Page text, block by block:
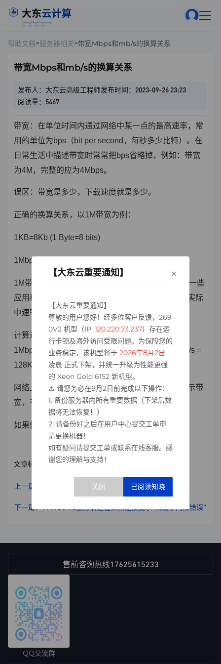
帮助文档>服务器相关>带宽Mbps和mb/s的换算关系
带宽Mbps和mb/s的换算关系
发布人：大东云高级工程师发布时间：2023-09-26 23:23
阅读量：5467
带宽：在单位时间内通过网络中某一点的最高速率，常
用的单位为bps（bit per second，每秒多少比特）。在
日常生活中描述带宽时常常把bps省略掉，例如：带宽
为4M，完整的应为4Mbps。
误区：带宽是多少，下载速度就是多少。
正确的换算关系，以1M带宽为例：
1KB=8Kb (1 Byte=8 bits)
1Mbps=128KB/s
1M带宽的下载速率，理论上为128KB/s，而系统中一些
应用程序（包括远程连接）会占用少量带宽，因此实际
中速率为100—110KB/s是比较常见的。
计算过程如下：
1Mbps = 1024 x 1024 b/s = 1024Kb/s = 1024/8 KB/s =
128KB/s
网络上有很多的测速工具，单位不尽相同，有的显示带
宽，有的显示速率，很容易误解。
如果仍有疑问，也可随时联系工程师咨询。
文章标签： 带宽Mbps和mb/s的换算关系
上一篇：远程连接出现身份验证错误解决方案
下一篇：Windows服务器远程桌面连接提示“出现了内部错误”
售前咨询热线17625615233
QQ交流群
【大东云重要通知】
【大东云重要通知】
尊敬的用户您好！经多位客户反馈，269
0V2 机型（IP: 120.220.73.237）存在运
行卡顿及海外访问受限问题。为保障您的
业务稳定，该机型将于 2026年8月2日
凌晨 正式下架，并统一升级为性能更强
的 Xeon Gold 6152 新机型。
⚠️ 请您务必在8月2日前完成以下操作：
1. 备份服务器内所有重要数据（下架后数
据将无法恢复！）
2. 请备份好之后在用户中心提交工单申
请更换机器！
如有疑问请提交工单或联系在线客服。感
谢您的理解与支持！
×